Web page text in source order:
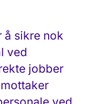
å sikre nok
ved
jobber